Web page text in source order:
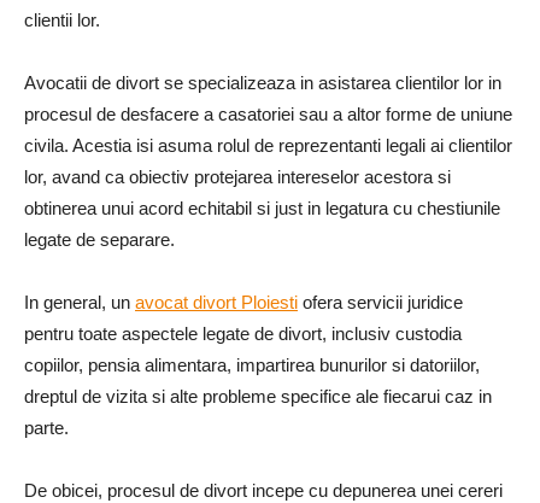
clientii lor.
Avocatii de divort se specializeaza in asistarea clientilor lor in
procesul de desfacere a casatoriei sau a altor forme de uniune
civila. Acestia isi asuma rolul de reprezentanti legali ai clientilor
lor, avand ca obiectiv protejarea intereselor acestora si
obtinerea unui acord echitabil si just in legatura cu chestiunile
legate de separare.
In general, un avocat divort Ploiesti ofera servicii juridice
pentru toate aspectele legate de divort, inclusiv custodia
copiilor, pensia alimentara, impartirea bunurilor si datoriilor,
dreptul de vizita si alte probleme specifice ale fiecarui caz in
parte.
De obicei, procesul de divort incepe cu depunerea unei cereri